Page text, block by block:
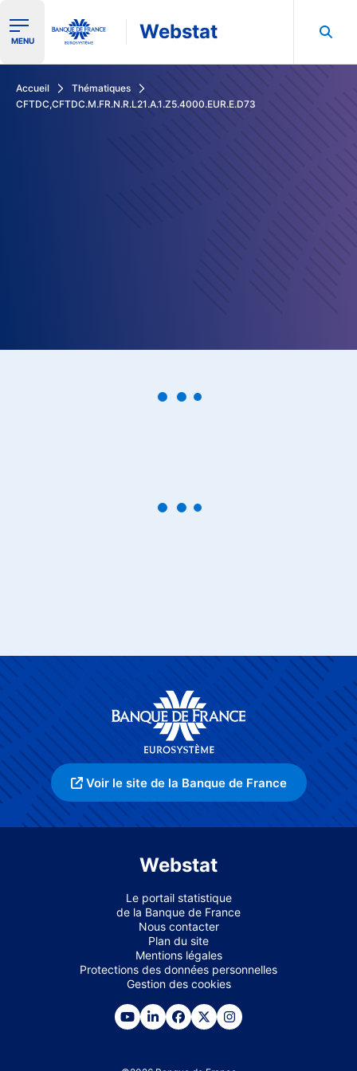
Ouvrir le menu de navigation
MENU Webstat
Accueil
Thématiques
CFTDC,CFTDC.M.FR.N.R.L21.A.1.Z5.4000.EUR.E.D73
Voir le site de la Banque de France
Webstat
Le portail statistique
de la Banque de France
Nous contacter
Plan du site
Mentions légales
Protections des données personnelles
Gestion des cookies